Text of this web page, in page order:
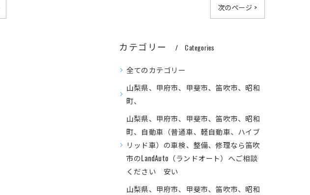
次のページ >
カテゴリー Categories
全てのカテゴリー
山梨県、甲府市、甲斐市、笛吹市、昭和
町、
山梨県、甲府市、甲斐市、笛吹市、昭和
町、自動車（普通車、軽自動車、ハイブ
リッド車）の車検、整備、修理なら笛吹
市のLandAuto（ランドオート）へご相談
ください 安い
山梨県、甲府市、甲斐市、笛吹市、昭和